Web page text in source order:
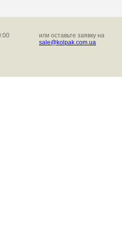
или оставьте заявку на
sale@kolpak.com.ua